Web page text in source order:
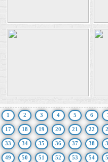
1 2 3 4 5 6
17 18 19 20 21 22
33 34 35 36 37 38
49 50 51 52 53 54